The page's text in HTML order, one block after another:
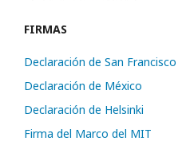
FIRMAS
Declaración de San Francisco
Declaración de México
Declaración de Helsinki
Firma del Marco del MIT